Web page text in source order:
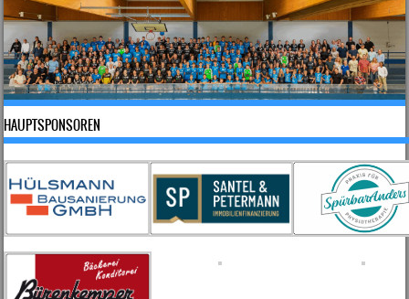
HAUPTSPONSOREN